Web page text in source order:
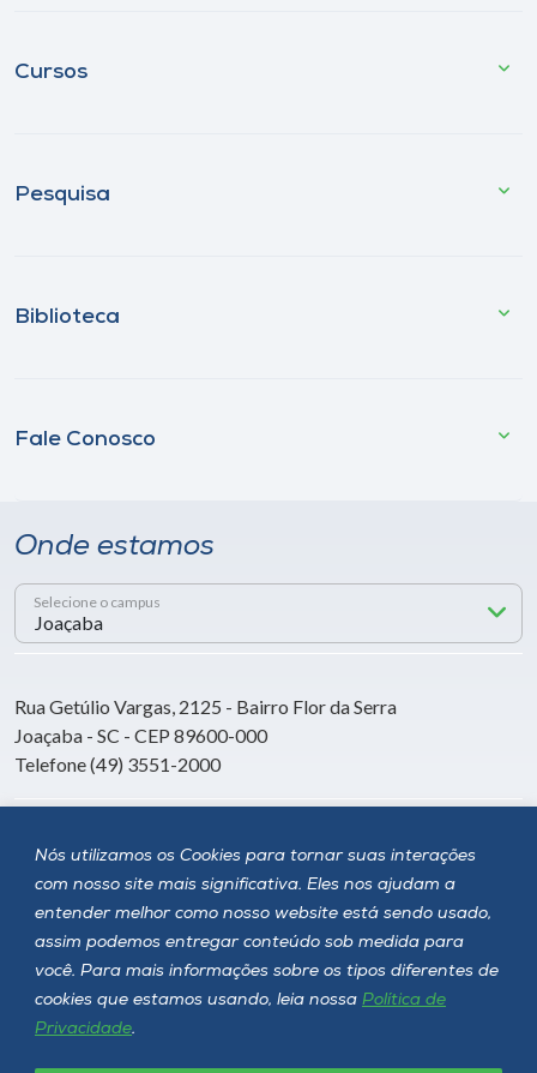
Nós utilizamos os Cookies para tornar suas interações
com nosso site mais significativa. Eles nos ajudam a
entender melhor como nosso website está sendo usado,
assim podemos entregar conteúdo sob medida para
você. Para mais informações sobre os tipos diferentes de
cookies que estamos usando, leia nossa Política de
Privacidade.
Cursos
Pesquisa
Biblioteca
Fale Conosco
Onde estamos
Selecione o campus
Rua Getúlio Vargas, 2125 - Bairro Flor da Serra
Joaçaba - SC - CEP 89600-000
Telefone (49) 3551-2000
Siga a Unoesc